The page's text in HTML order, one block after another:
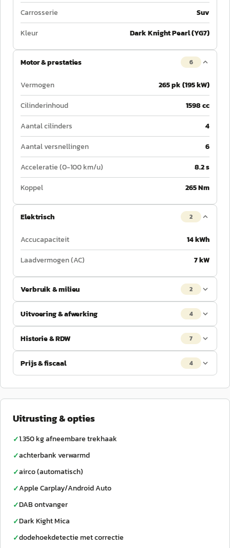
Carrosserie
Suv
Kleur
Dark Knight Pearl (YG7)
Motor & prestaties 6
Vermogen
265 pk (195 kW)
Cilinderinhoud
1598 cc
Aantal cilinders
4
Aantal versnellingen
6
Acceleratie (0-100 km/u)
8.2 s
Koppel
265 Nm
Elektrisch 2
Accucapaciteit
14 kWh
Laadvermogen (AC)
7 kW
Verbruik & milieu 2
Uitvoering & afwerking 4
Historie & RDW 7
Prijs & fiscaal 4
Uitrusting & opties
✓1.350 kg afneembare trekhaak
✓achterbank verwarmd
✓airco (automatisch)
✓Apple Carplay/Android Auto
✓DAB ontvanger
✓Dark Kight Mica
✓dodehoekdetectie met correctie